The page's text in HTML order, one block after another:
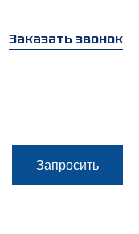
Заказать звонок
Запросить